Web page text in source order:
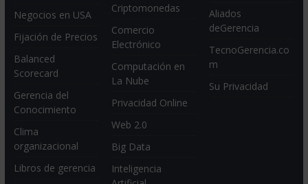
Negocios en USA
Fijación de Precios
Balanced
Scorecard
Gerencia del
Conocimiento
Clima
organizacional
Libros de gerencia
Criptomonedas
Comercio
Electrónico
Computación en
La Nube
Privacidad Online
Web 2.0
Big Data
Inteligencia
Aliados
deGerencia
TecnoGerencia.co
m
Su Privacidad